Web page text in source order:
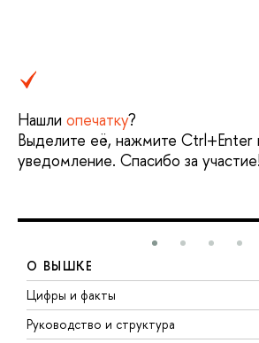
Нашли опечатку?
Выделите её, нажмите Ctrl+Enter
уведомление. Спасибо за участие!
О ВЫШКЕ
Цифры и факты
Руководство и структура